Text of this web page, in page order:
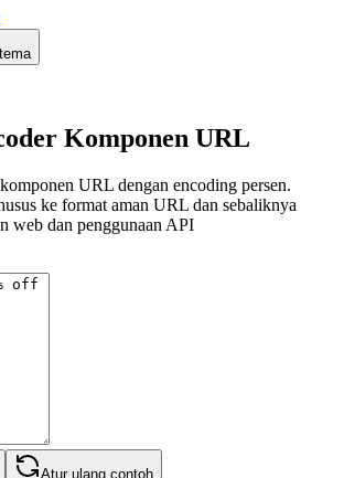
Komponen URL
URL dengan encoding persen.
ke format aman URL dan sebaliknya
web dan penggunaan API
Atur ulang contoh